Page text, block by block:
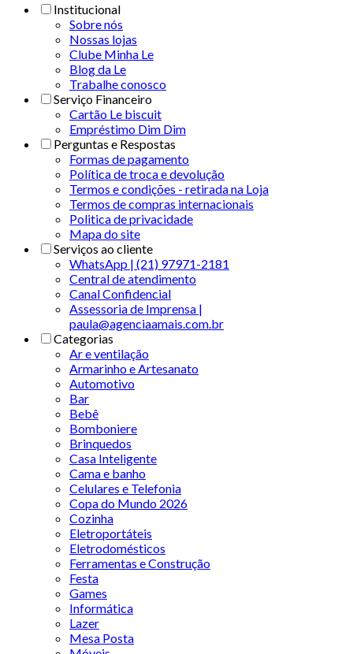
Institucional
Sobre nós
Nossas lojas
Clube Minha Le
Blog da Le
Trabalhe conosco
Serviço Financeiro
Cartão Le biscuit
Empréstimo Dim Dim
Perguntas e Respostas
Formas de pagamento
Política de troca e devolução
Termos e condições - retirada na Loja
Termos de compras internacionais
Politica de privacidade
Mapa do site
Serviços ao cliente
WhatsApp | (21) 97971-2181
Central de atendimento
Canal Confidencial
Assessoria de Imprensa |
paula@agenciaamais.com.br
Categorias
Ar e ventilação
Armarinho e Artesanato
Automotivo
Bar
Bebê
Bomboniere
Brinquedos
Casa Inteligente
Cama e banho
Celulares e Telefonia
Copa do Mundo 2026
Cozinha
Eletroportáteis
Eletrodomésticos
Ferramentas e Construção
Festa
Games
Informática
Lazer
Mesa Posta